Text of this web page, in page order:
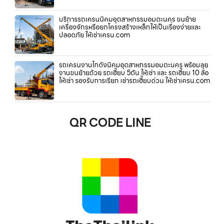
บริการรถเครนนิคมอุตสาหกรรมอมตะนคร ขนย้าย
เครื่องจักรหรือยกโครงสร้างเหล็กให้เป็นเรื่องง่ายและ
ปลอดภัย ให้เช่าเครน.com
รถเครนงานโกดังนิคมอุตสาหกรรมอมตะนคร พร้อมลุย
งานขนย้ายด้วย รถเฮี๊ยบ 5ตัน ให้เช่า และ รถเฮี๊ยบ 10 ล้อ
ให้เช่า รองรับการเรียก เช่ารถเฮี๊ยบด่วน ให้เช่าเครน.com
QR CODE LINE